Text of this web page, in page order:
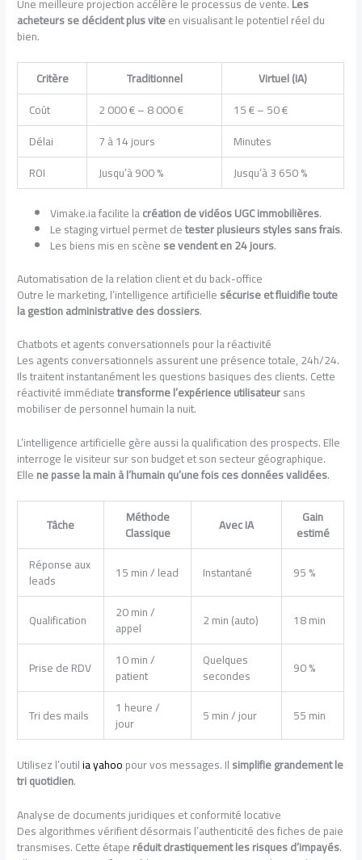
acheteurs se décident plus viteen visualisant le potentiel réel du
bien.
Critère
Traditionnel
Virtuel (IA)
Coût
2 000 € – 8 000 €
15 € – 50 €
Délai
7 à 14 jours
Minutes
ROI
Jusqu’à 900 %
Jusqu’à 3 650 %
Vimake.ia facilite lacréation de vidéos UGC immobilières.
Le staging virtuel permet detester plusieurs styles sans frais.
Les biens mis en scènese vendent en 24 jours.
Automatisation de la relation client et du back-office
Outre le marketing, l’intelligence artificiellesécurise et fluidifie toute
la gestion administrative des dossiers.
Chatbots et agents conversationnels pour la réactivité
Les agents conversationnels assurent une présence totale, 24h/24.
Ils traitent instantanément les questions basiques des clients. Cette
réactivité immédiatetransforme l’expérience utilisateursans
mobiliser de personnel humain la nuit.
L’intelligence artificielle gère aussi la qualification des prospects. Elle
interroge le visiteur sur son budget et son secteur géographique.
Ellene passe la main à l’humain qu’une fois ces données validées.
Tâche Méthode
Classique Avec IA Gain
estimé
Réponse aux
leads 15 min / lead Instantané 95 %
Qualification 20 min /
appel 2 min (auto) 18 min
Prise de RDV 10 min /
patient
Quelques
secondes 90 %
Tri des mails 1 heure /
jour 5 min / jour 55 min
Utilisez l’outilia yahoopour vos messages. Ilsimplifie grandement le
tri quotidien.
Analyse de documents juridiques et conformité locative
Des algorithmes vérifient désormais l’authenticité des fiches de paie
transmises. Cette étaperéduit drastiquement les risques d’impayés.